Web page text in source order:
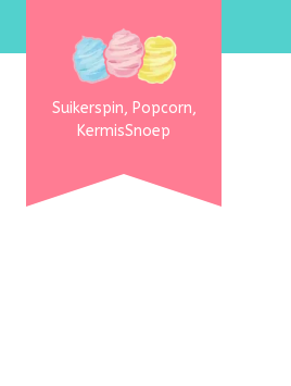
Suikerspin, Popcorn,
KermisSnoep